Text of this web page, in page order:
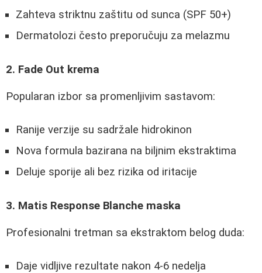
Zahteva striktnu zaštitu od sunca (SPF 50+)
Dermatolozi često preporučuju za melazmu
2. Fade Out krema
Popularan izbor sa promenljivim sastavom:
Ranije verzije su sadržale hidrokinon
Nova formula bazirana na biljnim ekstraktima
Deluje sporije ali bez rizika od iritacije
3. Matis Response Blanche maska
Profesionalni tretman sa ekstraktom belog duda:
Daje vidljive rezultate nakon 4-6 nedelja